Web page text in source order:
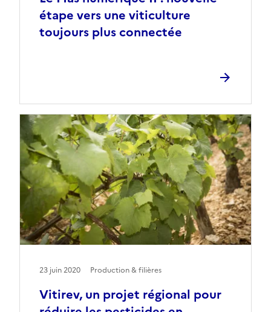
étape vers une viticulture
toujours plus connectée
Vitirev, un projet régional pour
23 juin 2020 Production & filières